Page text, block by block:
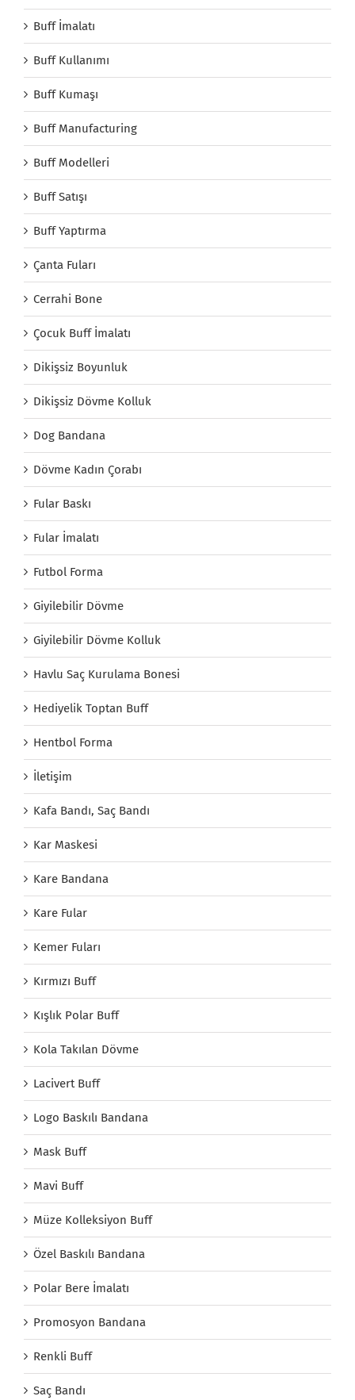
Buff İmalatı
Buff Kullanımı
Buff Kumaşı
Buff Manufacturing
Buff Modelleri
Buff Satışı
Buff Yaptırma
Çanta Fuları
Cerrahi Bone
Çocuk Buff İmalatı
Dikişsiz Boyunluk
Dikişsiz Dövme Kolluk
Dog Bandana
Dövme Kadın Çorabı
Fular Baskı
Fular İmalatı
Futbol Forma
Giyilebilir Dövme
Giyilebilir Dövme Kolluk
Havlu Saç Kurulama Bonesi
Hediyelik Toptan Buff
Hentbol Forma
İletişim
Kafa Bandı, Saç Bandı
Kar Maskesi
Kare Bandana
Kare Fular
Kemer Fuları
Kırmızı Buff
Kışlık Polar Buff
Kola Takılan Dövme
Lacivert Buff
Logo Baskılı Bandana
Mask Buff
Mavi Buff
Müze Kolleksiyon Buff
Özel Baskılı Bandana
Polar Bere İmalatı
Promosyon Bandana
Renkli Buff
Saç Bandı